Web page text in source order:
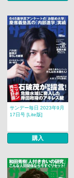
サンデー毎日 2023年9月
17日号 [Lite版]
購入